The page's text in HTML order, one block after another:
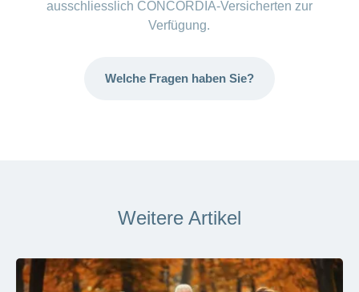
ausschliesslich CONCORDIA-Versicherten zur
Verfügung.
Welche Fragen haben Sie?
Weitere Artikel